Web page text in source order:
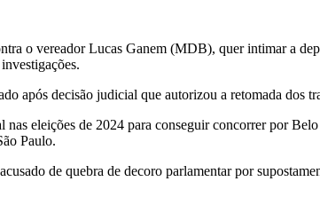
o vereador Lucas Ganem (MDB), quer intimar a
após decisão judicial que autorizou a retomada dos
eleições de 2024 para conseguir concorrer por
Paulo.
de quebra de decoro parlamentar por